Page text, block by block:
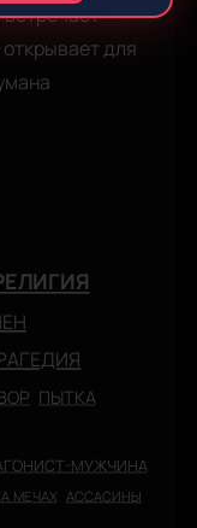
для
ПЫТКА
МУЖЧИНА
МЕЧАХ АССАСИНЫ